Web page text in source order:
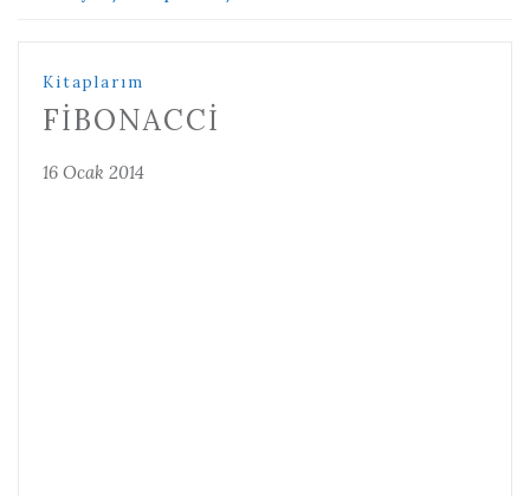
Kitaplarım
FIBONACCI
16 Ocak 2014